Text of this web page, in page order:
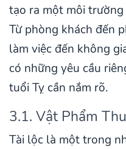
tạo ra một môi trường
Từ phòng khách đến
làm việc đến không
có những yêu cầu
tuổi Tỵ cần nắm rõ.
3.1. Vật Phẩm
Tài lộc là một trong